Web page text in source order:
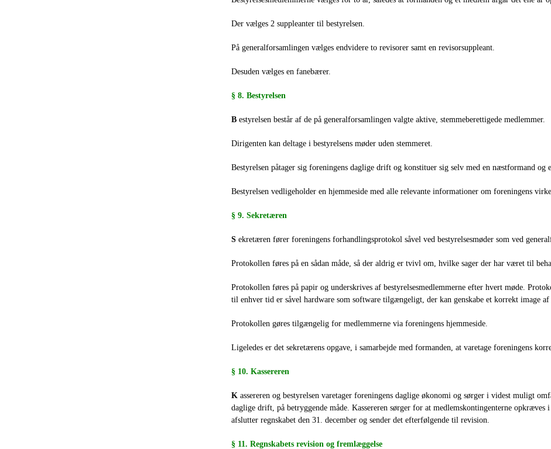
Der vælges 2 suppleanter til bestyrelsen.
På generalforsamlingen vælges endvidere to revisorer samt en revisorsuppleant.
Desuden vælges en fanebærer.
§ 8. Bestyrelsen
B estyrelsen består af de på generalforsamlingen valgte aktive, stemmeberettigede medlemmer.
Dirigenten kan deltage i bestyrelsens møder uden stemmeret.
Bestyrelsen påtager sig foreningens daglige drift og konstituer sig selv med en næstformand og
Bestyrelsen vedligeholder en hjemmeside med alle relevante informationer om foreningens
§ 9. Sekretæren
S ekretæren fører foreningens forhandlingsprotokol såvel ved bestyrelsesmøder som ved
Protokollen føres på en sådan måde, så der aldrig er tvivl om, hvilke sager der har været til
Protokollen føres på papir og underskrives af bestyrelsesmedlemmerne efter hvert møde.
til enhver tid er såvel hardware som software tilgængeligt, der kan genskabe et korrekt image
Protokollen gøres tilgængelig for medlemmerne via foreningens hjemmeside.
Ligeledes er det sekretærens opgave, i samarbejde med formanden, at varetage foreningens
§ 10. Kassereren
K assereren og bestyrelsen varetager foreningens daglige økonomi og sørger i videst muligt
daglige drift, på betryggende måde. Kassereren sørger for at medlemskontingenterne opkræves
afslutter regnskabet den 31. december og sender det efterfølgende til revision.
§ 11. Regnskabets revision og fremlæggelse